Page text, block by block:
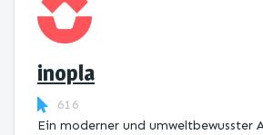
inopla
616
Ein moderner und umweltbewusster